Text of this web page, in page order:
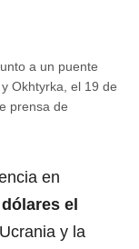
a un puente
Okhtyrka, el 19 de
prensa de
en
el
y la